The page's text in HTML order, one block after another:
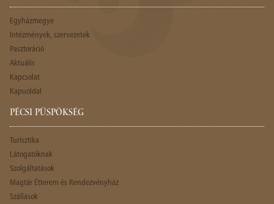
Egyházmegye
Intézmények, szervezetek
Pasztoráció
Aktuális
Kapcsolat
Kapuoldal
PÉCSI PÜSPÖKSÉG
Turisztika
Látogatóknak
Szolgáltatások
Magtár Étterem és Rendezvényház
Szállások